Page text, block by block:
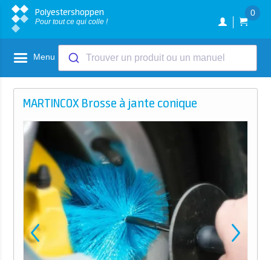
Polyestershoppen
Pour tout ce qui colle !
0
Menu Trouver un produit ou un manuel
MARTINCOX Brosse à jante conique